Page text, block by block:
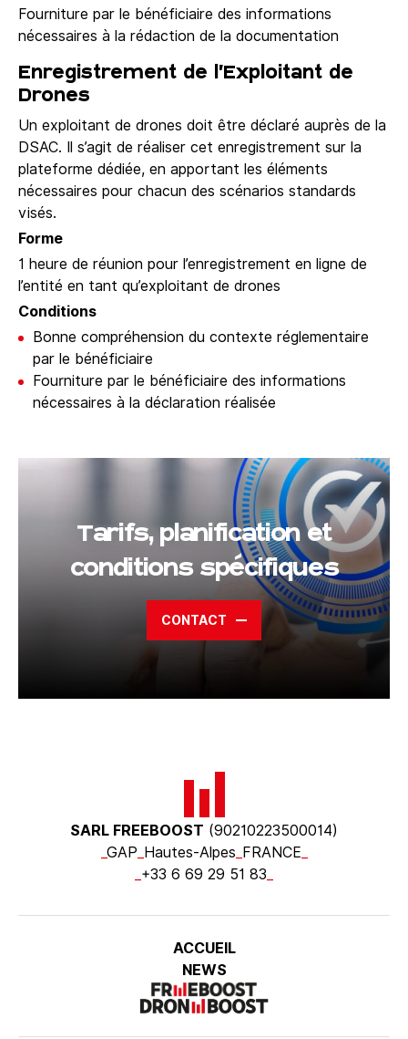
Fourniture par le bénéficiaire des informations
nécessaires à la rédaction de la documentation
Enregistrement de l’Exploitant de
Drones
Un exploitant de drones doit être déclaré auprès de la
DSAC. Il s’agit de réaliser cet enregistrement sur la
plateforme dédiée, en apportant les éléments
nécessaires pour chacun des scénarios standards
visés.
Forme
1 heure de réunion pour l’enregistrement en ligne de
l’entité en tant qu’exploitant de drones
Conditions
Bonne compréhension du contexte réglementaire
par le bénéficiaire
Fourniture par le bénéficiaire des informations
nécessaires à la déclaration réalisée
Tarifs, planification et
conditions spécifiques
CONTACT
SARL FREEBOOST (90210223500014)
GAP Hautes-Alpes FRANCE
+33 6 69 29 51 83
ACCUEIL
NEWS